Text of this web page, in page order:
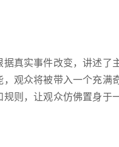
真实事件改变，讲述
观众将被带入一个充
则，让观众仿佛置身于